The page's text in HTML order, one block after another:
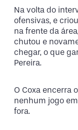
Na volta do
ofensivas, e
na frente da
chutou e
chegar, o que
Pereira.
O Coxa encerra
nenhum jogo
fora.